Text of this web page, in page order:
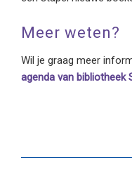
Meer weten?
Wil je graag meer
agenda van bibliotheek